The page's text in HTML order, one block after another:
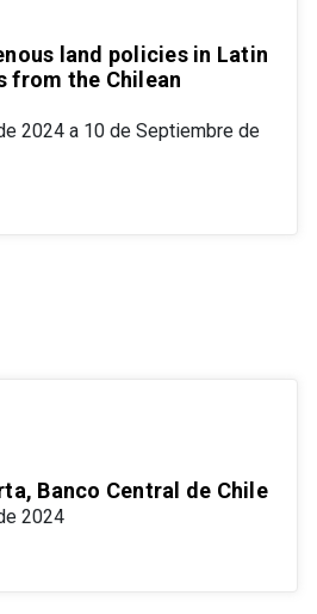
land policies in Latin
from the Chilean
2024 a 10 de Septiembre de
Banco Central de Chile
2024